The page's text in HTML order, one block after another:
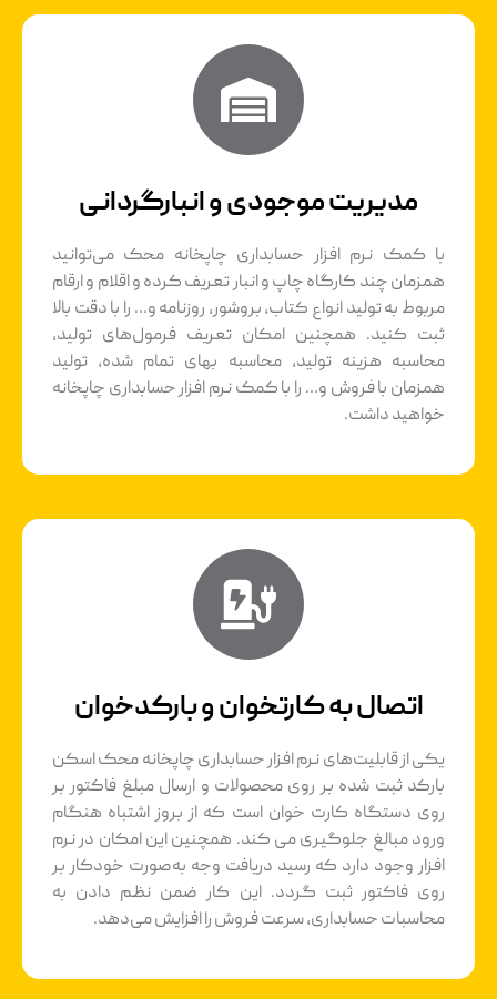
مدیریت موجودی و انبارگردانی
با کمک نرم افزار حسابداری چاپخانه محک می‌توانید
همزمان چند کارگاه چاپ و انبار تعریف کرده و اقلام و ارقام
مربوط به تولید انواع کتاب، بروشور، روزنامه و… را با دقت بالا
ثبت کنید. همچنین امکان تعریف فرمول‌های تولید،
محاسبه هزینه تولید، محاسبه بهای تمام شده، تولید
همزمان با فروش و… را با کمک نرم افزار حسابداری چاپخانه
خواهید داشت.
اتصال به کارتخوان و بارکدخوان
یکی از قابلیت‌های نرم افزار حسابداری چاپخانه محک اسکن
بارکد ثبت شده بر روی محصولات و ارسال مبلغ فاکتور بر
روی دستگاه کارت خوان است که از بروز اشتباه هنگام
ورود مبالغ جلوگیری می کند. همچنین این امکان در نرم
افزار وجود دارد که رسید دریافت وجه به‌صورت خودکار بر
روی فاکتور ثبت گردد. این کار ضمن نظم دادن به
محاسبات حسابداری، سرعت فروش را افزایش می‌دهد.